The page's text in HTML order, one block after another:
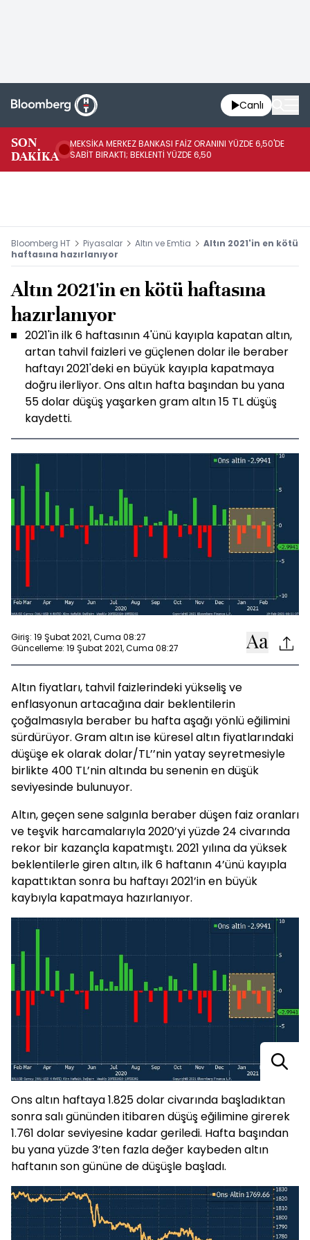
Canlı
SON
DAKİKA
MEKSİKA MERKEZ BANKASI FAİZ ORANINI YÜZDE 6,50'DE
SABİT BIRAKTI; BEKLENTİ YÜZDE 6,50
Bloomberg HT Piyasalar Altın ve Emtia
Altın 2021'in en kötü
haftasına hazırlanıyor
Altın 2021'in en kötü haftasına
hazırlanıyor
2021'in ilk 6 haftasının 4'ünü kayıpla kapatan altın,
artan tahvil faizleri ve güçlenen dolar ile beraber
haftayı 2021'deki en büyük kayıpla kapatmaya
doğru ilerliyor. Ons altın hafta başından bu yana
55 dolar düşüş yaşarken gram altın 15 TL düşüş
kaydetti.
Giriş: 19 Şubat 2021, Cuma 08:27
Güncelleme: 19 Şubat 2021, Cuma 08:27
Altın fiyatları, tahvil faizlerindeki yükseliş ve
enflasyonun artacağına dair beklentilerin
çoğalmasıyla beraber bu hafta aşağı yönlü eğilimini
sürdürüyor. Gram altın ise küresel altın fiyatlarındaki
düşüşe ek olarak dolar/TL’’nin yatay seyretmesiyle
birlikte 400 TL’nin altında bu senenin en düşük
seviyesinde bulunuyor.
Altın, geçen sene salgınla beraber düşen faiz oranları
ve teşvik harcamalarıyla 2020’yi yüzde 24 civarında
rekor bir kazançla kapatmıştı. 2021 yılına da yüksek
beklentilerle giren altın, ilk 6 haftanın 4’ünü kayıpla
kapattıktan sonra bu haftayı 2021’in en büyük
kaybıyla kapatmaya hazırlanıyor.
Ons altın haftaya 1.825 dolar civarında başladıktan
sonra salı gününden itibaren düşüş eğilimine girerek
1.761 dolar seviyesine kadar geriledi. Hafta başından
bu yana yüzde 3’ten fazla değer kaybeden altın
haftanın son gününe de düşüşle başladı.